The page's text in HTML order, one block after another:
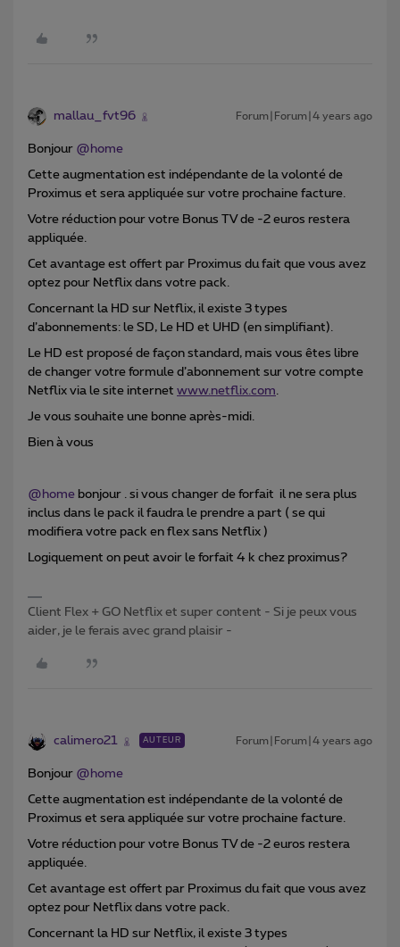
mallau_fvt96 Forum|Forum|4 years ago
Bonjour @home
Cette augmentation est indépendante de la volonté de
Proximus et sera appliquée sur votre prochaine facture.
Votre réduction pour votre Bonus TV de -2 euros restera
appliquée.
Cet avantage est offert par Proximus du fait que vous avez
optez pour Netflix dans votre pack.
Concernant la HD sur Netflix, il existe 3 types
d’abonnements: le SD, Le HD et UHD (en simplifiant).
Le HD est proposé de façon standard, mais vous êtes libre
de changer votre formule d’abonnement sur votre compte
Netflix via le site internet www.netflix.com.
Je vous souhaite une bonne après-midi.
Bien à vous
@home bonjour . si vous changer de forfait il ne sera plus
inclus dans le pack il faudra le prendre a part ( se qui
modifiera votre pack en flex sans Netflix )
Logiquement on peut avoir le forfait 4 k chez proximus?
Client Flex + GO Netflix et super content - Si je peux vous
aider, je le ferais avec grand plaisir -
calimero21 AUTEUR Forum|Forum|4 years ago
Bonjour @home
Cette augmentation est indépendante de la volonté de
Proximus et sera appliquée sur votre prochaine facture.
Votre réduction pour votre Bonus TV de -2 euros restera
appliquée.
Cet avantage est offert par Proximus du fait que vous avez
optez pour Netflix dans votre pack.
Concernant la HD sur Netflix, il existe 3 types